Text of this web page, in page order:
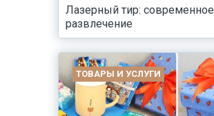
Лазерный тир: современное
развлечение
ТОВАРЫ И УСЛУГИ